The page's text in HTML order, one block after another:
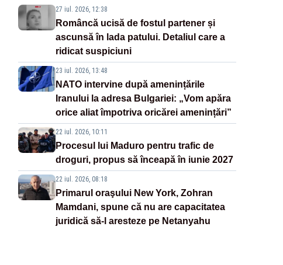
27 iul. 2026, 12:38
Româncă ucisă de fostul partener și
ascunsă în lada patului. Detaliul care a
ridicat suspiciuni
23 iul. 2026, 13:48
NATO intervine după amenințările
Iranului la adresa Bulgariei: „Vom apăra
orice aliat împotriva oricărei amenințări”
22 iul. 2026, 10:11
Procesul lui Maduro pentru trafic de
droguri, propus să înceapă în iunie 2027
22 iul. 2026, 08:18
Primarul oraşului New York, Zohran
Mamdani, spune că nu are capacitatea
juridică să-l aresteze pe Netanyahu